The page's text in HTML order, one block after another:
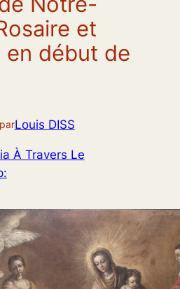
et
en début de
Louis DISS
À Travers Le